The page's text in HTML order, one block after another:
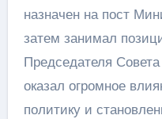
назначен на пост
затем занимал
Председателя
оказал огромное
политику и